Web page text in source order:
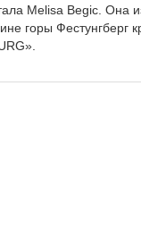
Melisa Begic. Она
горы Фестунгберг